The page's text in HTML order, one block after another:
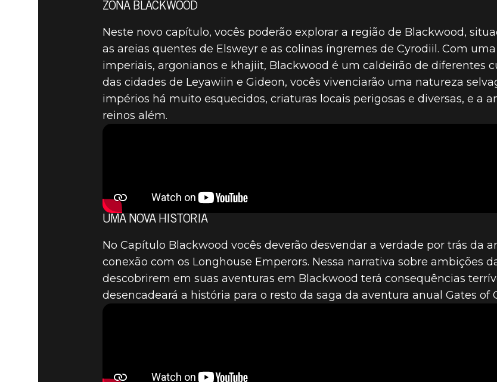
ZONA BLACKWOOD
Neste novo capítulo, vocês poderão explorar a região de Blackwood,
as areias quentes de Elsweyr e as colinas íngremes de Cyrodiil. Com
imperiais, argonianos e khajiit, Blackwood é um caldeirão de diferentes
das cidades de Leyawiin e Gideon, vocês vivenciarão uma natureza
impérios há muito esquecidos, criaturas locais perigosas e diversas, e a
reinos além.
UMA NOVA HISTÓRIA
No Capítulo Blackwood vocês deverão desvendar a verdade por trás da
conexão com os Longhouse Emperors. Nessa narrativa sobre ambições
descobrirem em suas aventuras em Blackwood terá consequências
desencadeará a história para o resto da saga da aventura anual Gates of